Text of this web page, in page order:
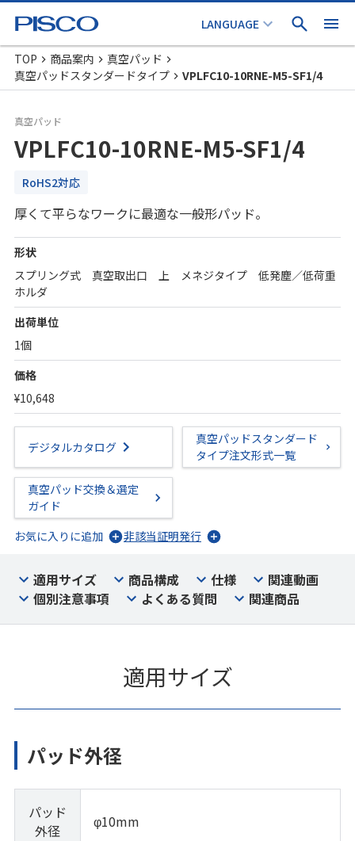
TOP 商品案内
真空パッド
真空パッドスタンダードタイプ
VPLFC10-10RNE-M5-SF1/4
真空パッド
VPLFC10-10RNE-M5-SF1/4
RoHS2対応
厚くて平らなワークに最適な一般形パッド。
形状
スプリング式 真空取出口 上 メネジタイプ 低発塵／低荷重
ホルダ
出荷単位
1個
価格
¥10,648
デジタルカタログ
真空パッドスタンダード
タイプ注文形式一覧
真空パッド交換＆選定
ガイド
お気に入りに追加
非該当証明発行
適用サイズ 商品構成 仕様
関連動画
個別注意事項
よくある質問 関連商品
適用サイズ
パッド外径
パッド
外径
φ10mm